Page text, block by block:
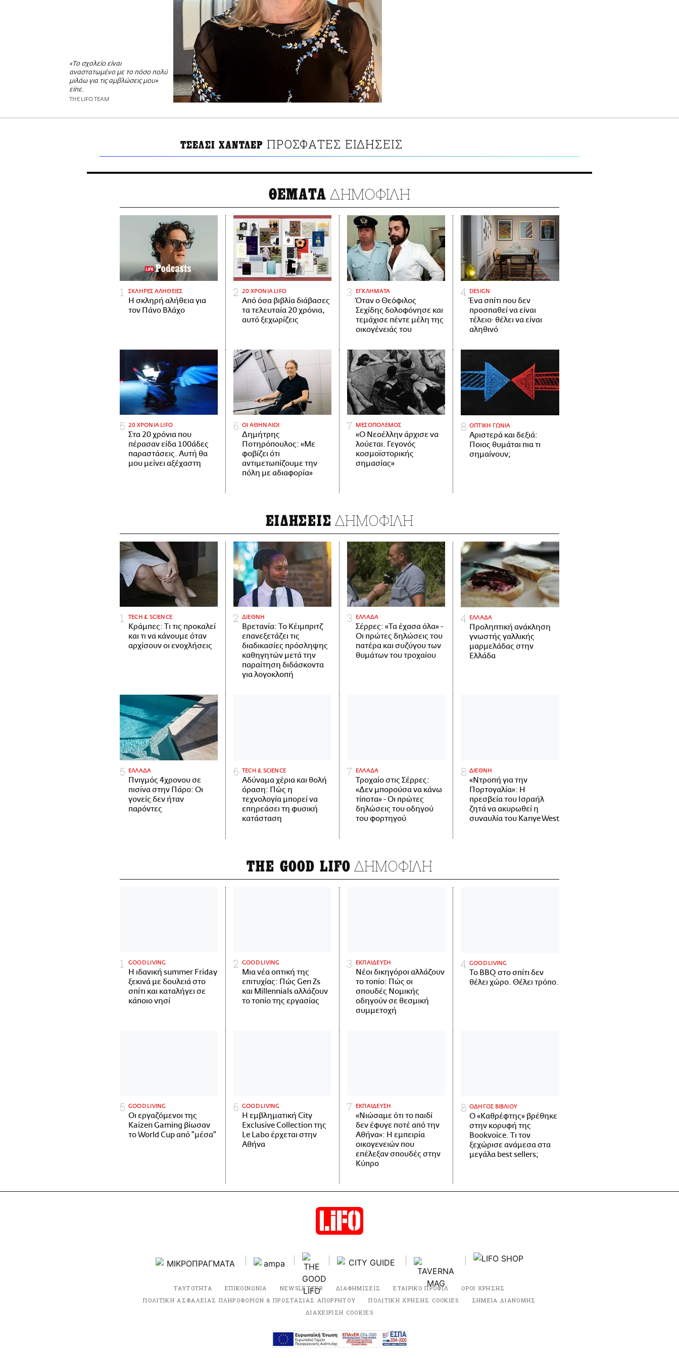
«Το σχολείο είναι
αναστατωμένο με το πόσο πολύ
μιλάω για τις αμβλώσεις μου»
είπε.
THE LIFO TEAM
ΤΣΕΛΣΙ ΧΑΝΤΛΕΡ ΠΡΟΣΦΑΤΕΣ ΕΙΔΗΣΕΙΣ
ΘΕΜΑΤΑ ΔΗΜΟΦΙΛΗ
ΣΚΛΗΡΕΣ ΑΛΗΘΕΙΕΣ
H σκληρή αλήθεια για
τον Πάνο Βλάχο
20 ΧΡΟΝΙΑ LIFO
Από όσα βιβλία διάβασες
τα τελευταία 20 χρόνια,
αυτό ξεχωρίζεις
ΕΓΚΛΗΜΑΤΑ
Όταν ο Θεόφιλος
Σεχίδης δολοφόνησε και
τεμάχισε πέντε μέλη της
οικογένειάς του
DESIGN
Ένα σπίτι που δεν
προσπαθεί να είναι
τέλειο· θέλει να είναι
αληθινό
20 ΧΡΟΝΙΑ LIFO
Στα 20 χρόνια που
πέρασαν είδα 100άδες
παραστάσεις. Αυτή θα
μου μείνει αξέχαστη
ΟΙ ΑΘΗΝΑΙΟΙ
Δημήτρης
Ποτηρόπουλος: «Με
φοβίζει ότι
αντιμετωπίζουμε την
πόλη με αδιαφορία»
ΜΕΣΟΠΟΛΕΜΟΣ
«Ο Νεοέλλην άρχισε να
λούεται. Γεγονός
κοσμοϊστορικής
σημασίας»
ΟΠΤΙΚΗ ΓΩΝΙΑ
Αριστερά και δεξιά:
Ποιος θυμάται πια τι
σημαίνουν;
ΕΙΔΗΣΕΙΣ ΔΗΜΟΦΙΛΗ
ΤECH & SCIENCE
Κράμπες: Τι τις προκαλεί
και τι να κάνουμε όταν
αρχίσουν οι ενοχλήσεις
ΔΙΕΘΝΗ
Βρετανία: Το Κέιμπριτζ
επανεξετάζει τις
διαδικασίες πρόσληψης
καθηγητών μετά την
παραίτηση διδάσκοντα
για λογοκλοπή
ΕΛΛΑΔΑ
Σέρρες: «Τα έχασα όλα» -
Οι πρώτες δηλώσεις του
πατέρα και συζύγου των
θυμάτων του τροχαίου
ΕΛΛΑΔΑ
Προληπτική ανάκληση
γνωστής γαλλικής
μαρμελάδας στην
Ελλάδα
ΕΛΛΑΔΑ
Πνιγμός 4χρονου σε
πισίνα στην Πάρο: Οι
γονείς δεν ήταν
παρόντες
ΤECH & SCIENCE
Αδύναμα χέρια και θολή
όραση: Πώς η
τεχνολογία μπορεί να
επηρεάσει τη φυσική
κατάσταση
ΕΛΛΑΔΑ
Τροχαίο στις Σέρρες:
«Δεν μπορούσα να κάνω
τίποτα» - Οι πρώτες
δηλώσεις του οδηγού
του φορτηγού
ΔΙΕΘΝΗ
«Ντροπή για την
Πορτογαλία»: Η
πρεσβεία του Ισραήλ
ζητά να ακυρωθεί η
συναυλία του Kanye West
THE GOOD LIFO ΔΗΜΟΦΙΛΗ
GOOD LIVING
Η ιδανική summer Friday
ξεκινά με δουλειά στο
σπίτι και καταλήγει σε
κάποιο νησί
GOOD LIVING
Μια νέα οπτική της
επιτυχίας: Πώς Gen Zs
και Millennials αλλάζουν
το τοπίο της εργασίας
ΕΚΠΑΙΔΕΥΣΗ
Νέοι δικηγόροι αλλάζουν
το τοπίο: Πώς οι
σπουδές Νομικής
οδηγούν σε θεσμική
συμμετοχή
GOOD LIVING
Το BBQ στο σπίτι δεν
θέλει χώρο. Θέλει τρόπο.
GOOD LIVING
Οι εργαζόμενοι της
Kaizen Gaming βίωσαν
το World Cup από "μέσα"
GOOD LIVING
Η εμβληματική City
Exclusive Collection της
Le Labo έρχεται στην
Αθήνα
ΕΚΠΑΙΔΕΥΣΗ
«Νιώσαμε ότι το παιδί
δεν έφυγε ποτέ από την
Αθήνα»: Η εμπειρία
οικογενειών που
επέλεξαν σπουδές στην
Κύπρο
ΟΔΗΓΟΣ ΒΙΒΛΙΟΥ
Ο «Καθρέφτης» βρέθηκε
στην κορυφή της
Bookvoice. Τι τον
ξεχώρισε ανάμεσα στα
μεγάλα best sellers;
ΤΑΥΤΟΤΗΤΑ ΕΠΙΚΟΙΝΩΝΙΑ NEWSLETTER ΔΙΑΦΗΜΙΣΕΙΣ ΕΤΑΙΡΙΚΟ ΠΡΟΦΙΛ
ΟΡΟΙ ΧΡΗΣΗΣ
ΠΟΛΙΤΙΚΗ ΑΣΦΑΛΕΙΑΣ ΠΛΗΡΟΦΟΡΙΩΝ & ΠΡΟΣΤΑΣΙΑΣ ΑΠΟΡΡΗΤΟΥ
ΠΟΛΙΤΙΚΗ ΧΡΗΣΗΣ COOKIES
ΣΗΜΕΙΑ ΔΙΑΝΟΜΗΣ
ΔΙΑΧΕΙΡΙΣΗ COOKIES